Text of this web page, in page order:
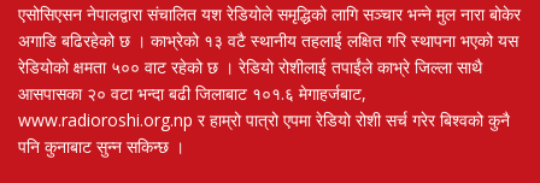
एसोसिएसन नेपालद्वारा संचालित यश रेडियोले समृद्धिको लागि सञ्चार भन्ने मुल नारा बोकेर
अगाडि बढिरहेको छ । काभ्रेको १३ वटै स्थानीय तहलाई लक्षित गरि स्थापना भएको यस
रेडियोको क्षमता ५०० वाट रहेको छ । रेडियो रोशीलाई तपाईंले काभ्रे जिल्ला साथै
आसपासका २० वटा भन्दा बढी जिलाबाट १०१.६ मेगाहर्जबाट,
www.radioroshi.org.np र हाम्रो पात्रो एपमा रेडियो रोशी सर्च गरेर बिश्वको कुनै
पनि कुनाबाट सुन्न सकिन्छ ।